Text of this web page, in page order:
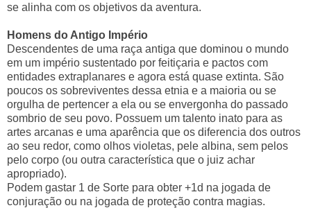
se alinha com os objetivos da aventura.
Homens do Antigo Império
Descendentes de uma raça antiga que dominou o mundo
em um império sustentado por feitiçaria e pactos com
entidades extraplanares e agora está quase extinta. São
poucos os sobreviventes dessa etnia e a maioria ou se
orgulha de pertencer a ela ou se envergonha do passado
sombrio de seu povo. Possuem um talento inato para as
artes arcanas e uma aparência que os diferencia dos outros
ao seu redor, como olhos violetas, pele albina, sem pelos
pelo corpo (ou outra característica que o juiz achar
apropriado).
Podem gastar 1 de Sorte para obter +1d na jogada de
conjuração ou na jogada de proteção contra magias.